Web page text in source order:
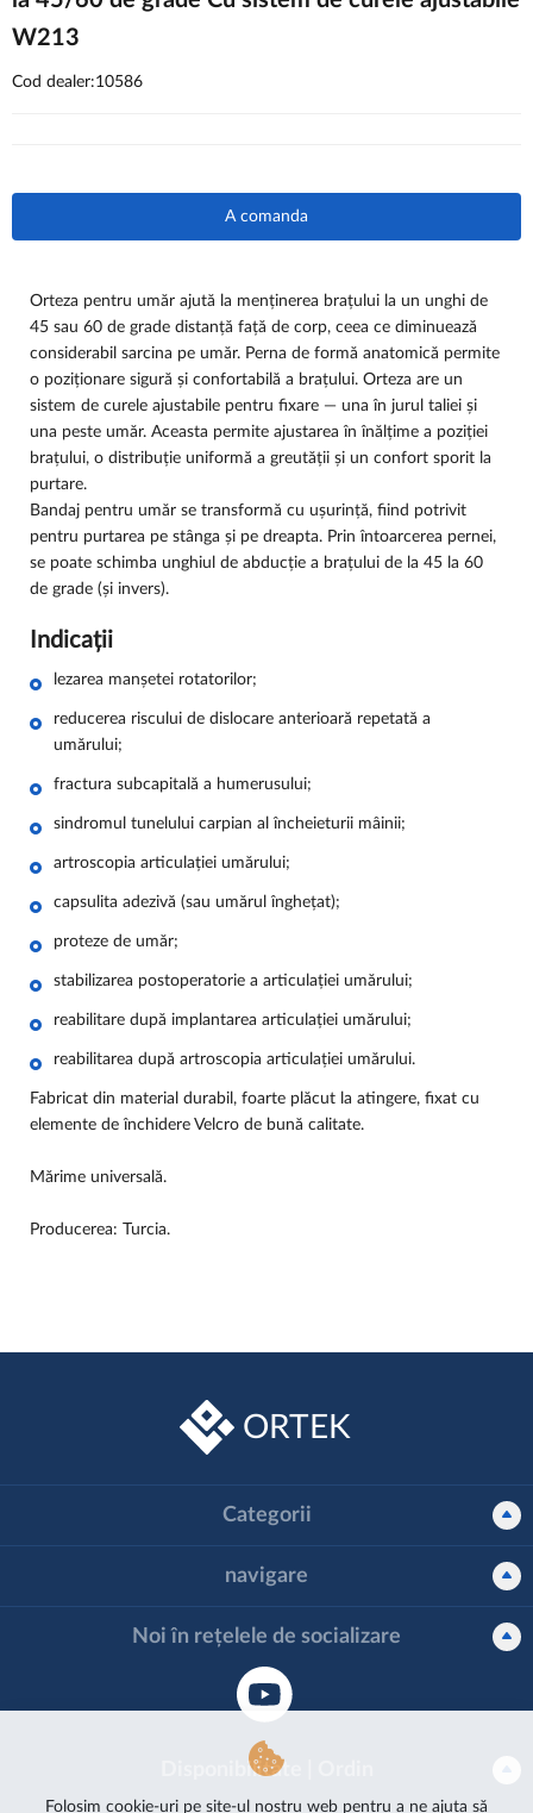
W213
Cod dealer:10586
A comanda
Orteza pentru umăr ajută la menținerea brațului la un unghi de
45 sau 60 de grade distanță față de corp, ceea ce diminuează
considerabil sarcina pe umăr. Perna de formă anatomică permite
o poziționare sigură și confortabilă a brațului. Orteza are un
sistem de curele ajustabile pentru fixare — una în jurul taliei și
una peste umăr. Aceasta permite ajustarea în înălțime a poziției
brațului, o distribuție uniformă a greutății și un confort sporit la
purtare.
Bandaj pentru umăr se transformă cu ușurință, fiind potrivit
pentru purtarea pe stânga și pe dreapta. Prin întoarcerea pernei,
se poate schimba unghiul de abducție a brațului de la 45 la 60
de grade (și invers).
Indicații
lezarea manșetei rotatorilor;
reducerea riscului de dislocare anterioară repetată a
umărului;
fractura subcapitală a humerusului;
sindromul tunelului carpian al încheieturii mâinii;
artroscopia articulației umărului;
capsulita adezivă (sau umărul înghețat);
proteze de umăr;
stabilizarea postoperatorie a articulației umărului;
reabilitare după implantarea articulației umărului;
reabilitarea după artroscopia articulației umărului.
Fabricat din material durabil, foarte plăcut la atingere, fixat cu
elemente de închidere Velcro de bună calitate.
Mărime universală.
Producerea: Turcia.
ORTEK
Categorii
navigare
Noi în rețelele de socializare
Disponibilitate | Ordin
Folosim cookie-uri pe site-ul nostru web pentru a ne ajuta să